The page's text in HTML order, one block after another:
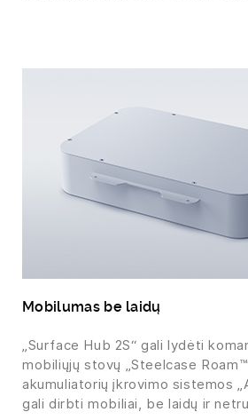
Mobilumas be laidų
„Surface Hub 2S“ gali lydėti
mobiliųjų stovų „Steelcase
akumuliatorių įkrovimo sistemos
gali dirbti mobiliai, be laidų ir